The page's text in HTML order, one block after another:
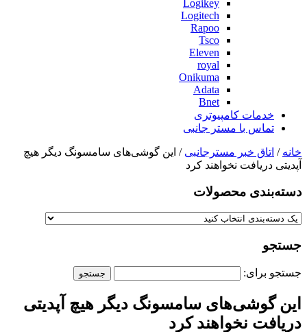
Logikey
Logitech
Rapoo
Tsco
Eleven
royal
Onikuma
Adata
Bnet
خدمات کامپیوتری
تماس با مستر جانبی
خانه / اتاق خبر مسترجانبی / این گوشی‌های سامسونگ دیگر هیچ
آپدیتی دریافت نخواهند کرد
دسته‌بندی‌ محصولات
جستجو
جستجو برای:
این گوشی‌های سامسونگ دیگر هیچ آپدیتی
دریافت نخواهند کرد